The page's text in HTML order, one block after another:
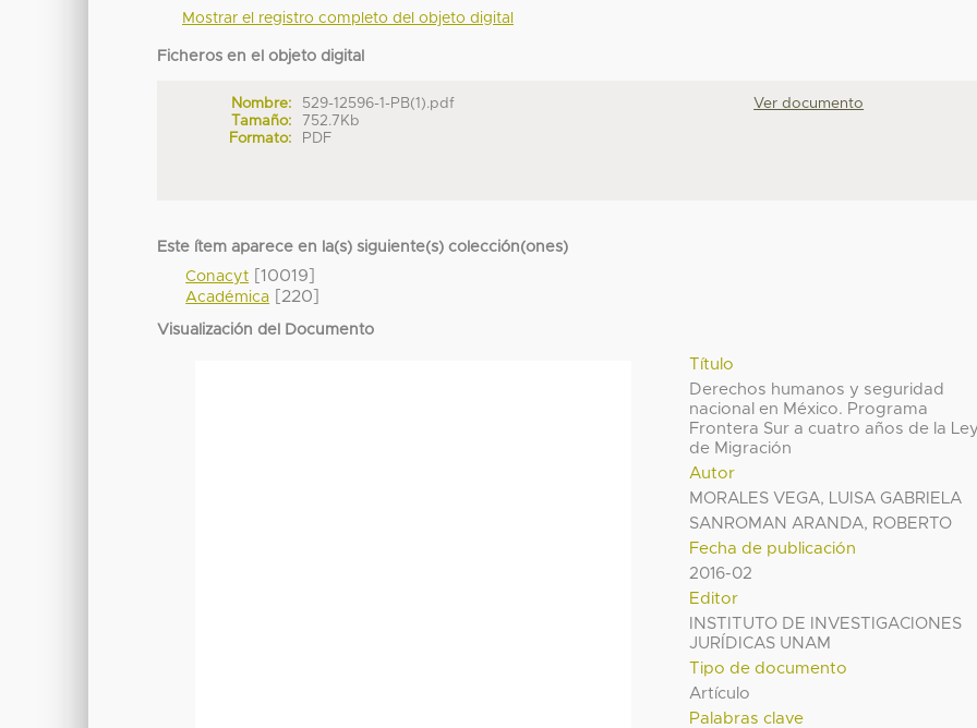
Mostrar el registro completo del objeto digital
Ficheros en el objeto digital
Nombre:
529-12596-1-PB(1).pdf
Tamaño:
752.7Kb
Formato:
PDF
Ver documento
Este ítem aparece en la(s) siguiente(s) colección(ones)
Conacyt [10019]
Académica [220]
Visualización del Documento
Título
Derechos humanos y seguridad
nacional en México. Programa
Frontera Sur a cuatro años de la
de Migración
Autor
MORALES VEGA, LUISA GABRIELA
SANROMAN ARANDA, ROBERTO
Fecha de publicación
2016-02
Editor
INSTITUTO DE INVESTIGACIONES
JURÍDICAS UNAM
Tipo de documento
Artículo
Palabras clave